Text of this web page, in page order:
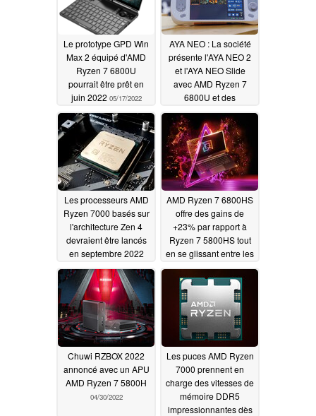
Le prototype GPD Win
Max 2 équipé d'AMD
Ryzen 7 6800U
pourrait être prêt en
juin 2022 05/17/2022
AYA NEO : La société
présente l'AYA NEO 2
et l'AYA NEO Slide
avec AMD Ryzen 7
6800U et des
graphiques RDNA 2
pour offrir deux fois
plus de performances
que le Steam Deck
05/15/2022
Les processeurs AMD
Ryzen 7000 basés sur
l'architecture Zen 4
devraient être lancés
en septembre 2022
05/10/2022
AMD Ryzen 7 6800HS
offre des gains de
+23% par rapport à
Ryzen 7 5800HS tout
en se glissant entre les
i5-12500H et i7-
12700H05/06/2022
Chuwi RZBOX 2022
annoncé avec un APU
AMD Ryzen 7 5800H
04/30/2022
Les puces AMD Ryzen
7000 prennent en
charge des vitesses de
mémoire DDR5
impressionnantes dès